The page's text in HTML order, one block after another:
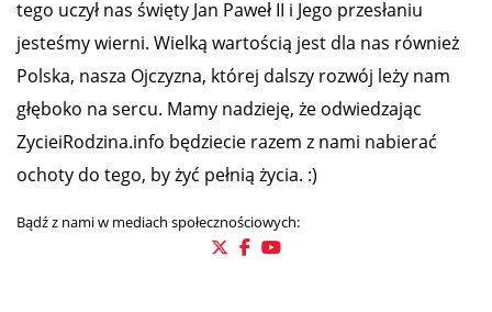
tego uczył nas święty Jan Paweł II i Jego przesłaniu
jesteśmy wierni. Wielką wartością jest dla nas również
Polska, nasza Ojczyzna, której dalszy rozwój leży nam
głęboko na sercu. Mamy nadzieję, że odwiedzając
ZycieiRodzina.info będziecie razem z nami nabierać
ochoty do tego, by żyć pełnią życia. :)
Bądź z nami w mediach społecznościowych: